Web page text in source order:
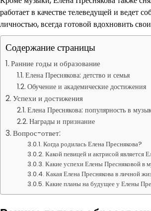
работает в качестве телеведущей и ведет
личностью, всегда готовой вдохновить
Содержание страницы
Ранние годы и образование
Елена Преснякова: детство и семья
Обучение и академические достижения
Успехи и достижения
Елена Преснякова: популярность в
Награды и признание
Вопрос-ответ:
Когда родилась Елена Преснякова?
Какой певицей и актрисой является
Какие успехи Елены Пресняковой в
Какая Елена Преснякова в личной
Какие планы на будущее у Елены